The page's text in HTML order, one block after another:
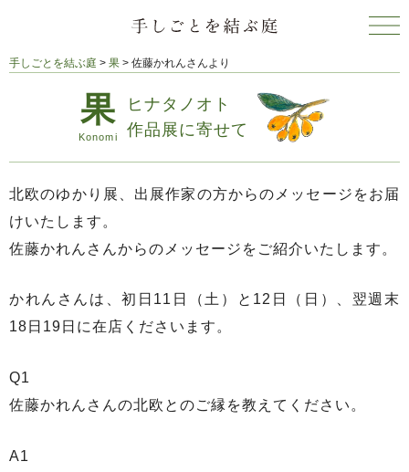
手しごとを結ぶ庭 > 果 > 佐藤かれんさんより
ヒナタノオト
作品展に寄せて
北欧のゆかり展、出展作家の方からのメッセージをお届
けいたします。
佐藤かれんさんからのメッセージをご紹介いたします。
かれんさんは、初日11日（土）と12日（日）、翌週末
18日19日に在店くださいます。
Q1
佐藤かれんさんの北欧とのご縁を教えてください。
A1